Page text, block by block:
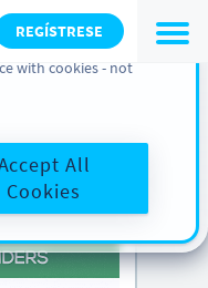
REGÍSTRESE
cookies, our
Cookie Policy and
with cookies - not
All
Cookies